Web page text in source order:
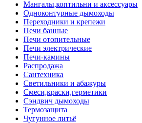
Мангалы,коптильни и аксессуары
Одноконтурные дымоходы
Переходники и крепежи
Печи банные
Печи отопительные
Печи электрические
Печи-камины
Распродажа
Сантехника
Светильники и абажуры
Смеси,краски,герметики
Сэндвич дымоходы
Термозащита
Чугунное литьё